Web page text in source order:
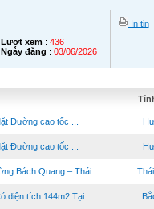
Lượt xem: 436
Ngày đăng : 03/06/2026
In tin
Đường cao tốc ...
Đường cao tốc ...
Bách Quang – Thái ...
diện tích 144m2 Tại ...